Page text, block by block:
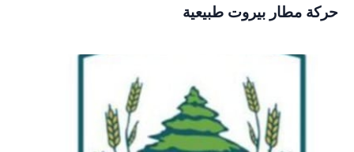
حركة مطار بيروت طبيعية